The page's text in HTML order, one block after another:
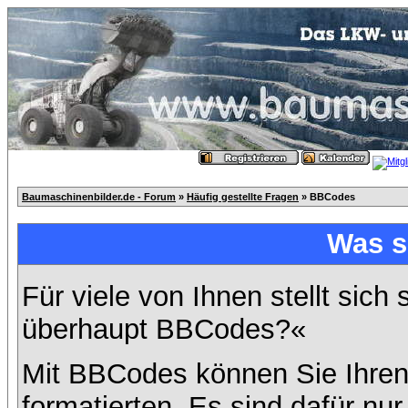
Baumaschinenbilder.de - Forum » Häufig gestellte Fragen » BBCodes
Was
Für viele von Ihnen stellt sich
überhaupt BBCodes?«
Mit BBCodes können Sie